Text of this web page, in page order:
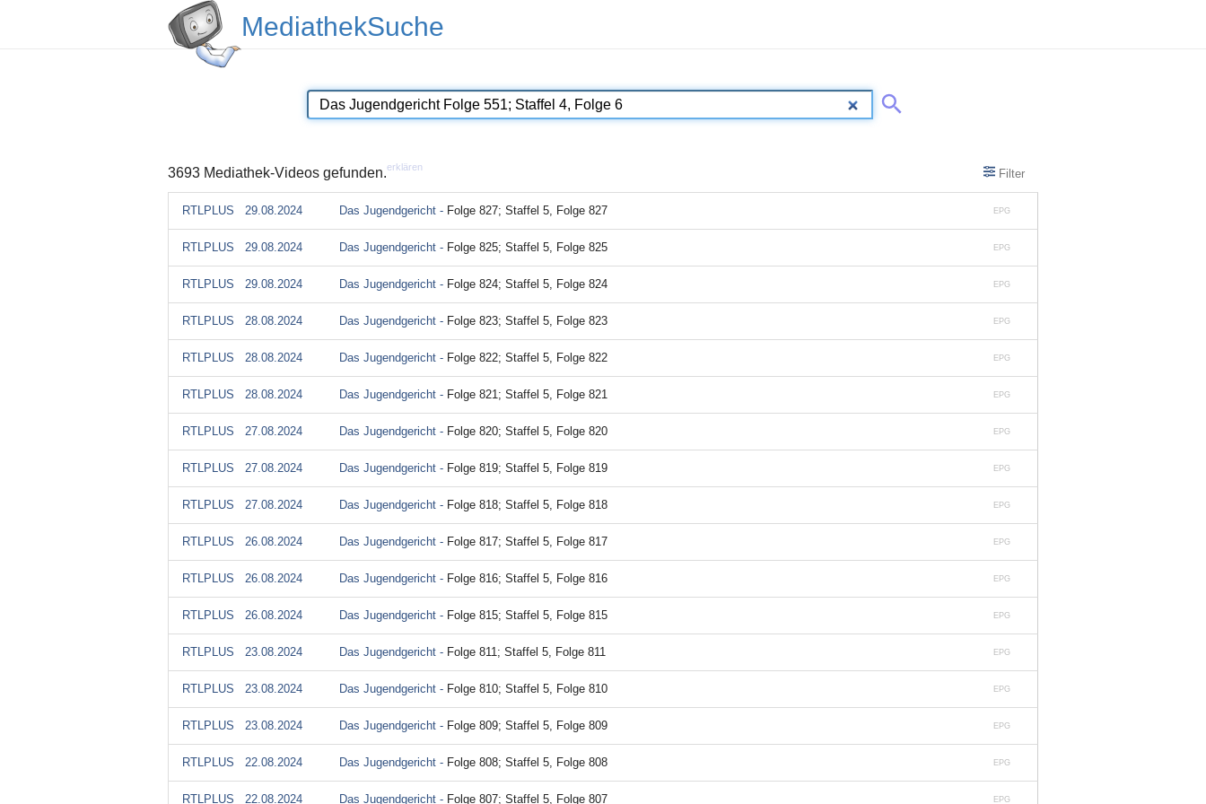
MediathekSuche
3693 Mediathek-Videos gefunden.erklären Filter
EPG
RTLPLUS 29.08.2024 Das Jugendgericht - Folge 827; Staffel 5, Folge 827
EPG
RTLPLUS 29.08.2024 Das Jugendgericht - Folge 825; Staffel 5, Folge 825
EPG
RTLPLUS 29.08.2024 Das Jugendgericht - Folge 824; Staffel 5, Folge 824
EPG
RTLPLUS 28.08.2024 Das Jugendgericht - Folge 823; Staffel 5, Folge 823
EPG
RTLPLUS 28.08.2024 Das Jugendgericht - Folge 822; Staffel 5, Folge 822
EPG
RTLPLUS 28.08.2024 Das Jugendgericht - Folge 821; Staffel 5, Folge 821
EPG
RTLPLUS 27.08.2024 Das Jugendgericht - Folge 820; Staffel 5, Folge 820
EPG
RTLPLUS 27.08.2024 Das Jugendgericht - Folge 819; Staffel 5, Folge 819
EPG
RTLPLUS 27.08.2024 Das Jugendgericht - Folge 818; Staffel 5, Folge 818
EPG
RTLPLUS 26.08.2024 Das Jugendgericht - Folge 817; Staffel 5, Folge 817
EPG
RTLPLUS 26.08.2024 Das Jugendgericht - Folge 816; Staffel 5, Folge 816
EPG
RTLPLUS 26.08.2024 Das Jugendgericht - Folge 815; Staffel 5, Folge 815
EPG
RTLPLUS 23.08.2024 Das Jugendgericht - Folge 811; Staffel 5, Folge 811
EPG
RTLPLUS 23.08.2024 Das Jugendgericht - Folge 810; Staffel 5, Folge 810
EPG
RTLPLUS 23.08.2024 Das Jugendgericht - Folge 809; Staffel 5, Folge 809
EPG
RTLPLUS 22.08.2024 Das Jugendgericht - Folge 808; Staffel 5, Folge 808
EPG
RTLPLUS 22.08.2024 Das Jugendgericht - Folge 807; Staffel 5, Folge 807